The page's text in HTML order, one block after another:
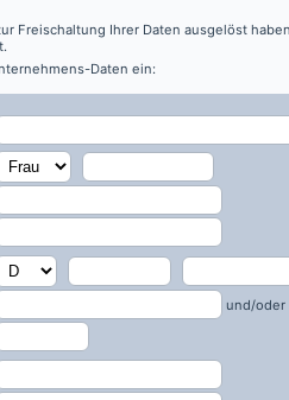
Freischaltung Ihrer Daten ausgelöst
Daten ein:
und/oder